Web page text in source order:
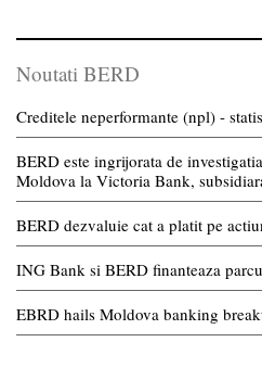
Noutati BERD
Creditele neperformante (npl) -
BERD este ingrijorata de
Moldova la Victoria Bank,
BERD dezvaluie cat a platit pe
ING Bank si BERD finanteaza
EBRD hails Moldova banking